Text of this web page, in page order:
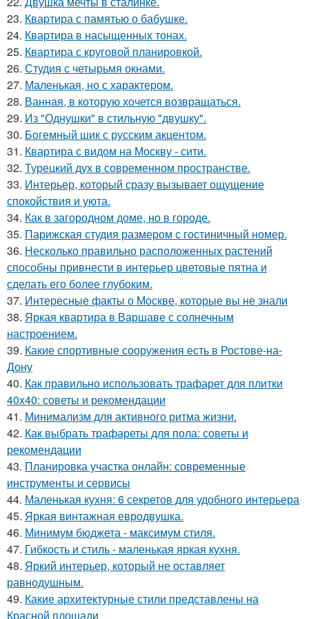
23. Квартира с памятью о бабушке.
24. Квартира в насыщенных тонах.
25. Квартира с круговой планировкой.
26. Студия с четырьмя окнами.
27. Маленькая, но с характером.
28. Ванная, в которую хочется возвращаться.
29. Из "Однушки" в стильную "двушку".
30. Богемный шик с русским акцентом.
31. Квартира с видом на Москву - сити.
32. Турецкий дух в современном пространстве.
33. Интерьер, который сразу вызывает ощущение
спокойствия и уюта.
34. Как в загородном доме, но в городе.
35. Парижская студия размером с гостиничный номер.
36. Несколько правильно расположенных растений
способны привнести в интерьер цветовые пятна и
сделать его более глубоким.
37. Интересные факты о Москве, которые вы не знали
38. Яркая квартира в Варшаве с солнечным
настроением.
39. Какие спортивные сооружения есть в Ростове-на-
Дону
40. Как правильно использовать трафарет для плитки
40x40: советы и рекомендации
41. Минимализм для активного ритма жизни.
42. Как выбрать трафареты для пола: советы и
рекомендации
43. Планировка участка онлайн: современные
инструменты и сервисы
44. Маленькая кухня: 6 секретов для удобного интерьера
45. Яркая винтажная евродвушка.
46. Минимум бюджета - максимум стиля.
47. Гибкость и стиль - маленькая яркая кухня.
48. Яркий интерьер, который не оставляет
равнодушным.
49. Какие архитектурные стили представлены на
Красной площади